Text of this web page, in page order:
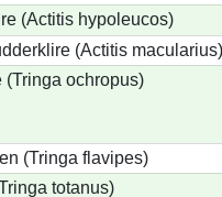
(Actitis hypoleucos)
(Actitis macularius)
(Tringa ochropus)
(Tringa flavipes)
totanus)